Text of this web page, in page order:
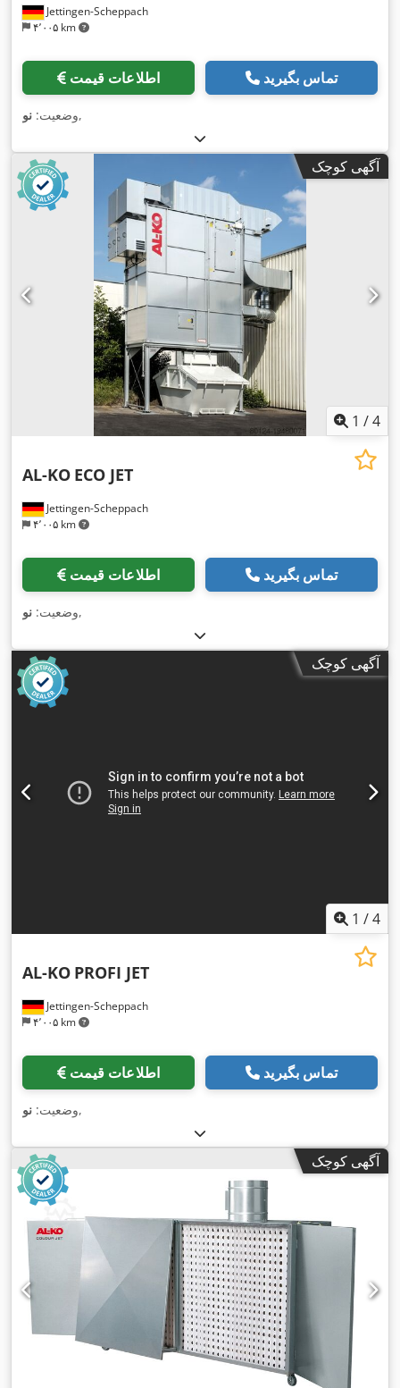
Jettingen-Scheppach
۴٬۰۰۵ km
اطلاعات قیمت تماس بگیرید
وضعیت: نو ,
آگهی کوچک
1 /4
Jettingen-Scheppach
۴٬۰۰۵ km
AL-KO ECO JET
اطلاعات قیمت تماس بگیرید
وضعیت: نو ,
آگهی کوچک
1 /4
Jettingen-Scheppach
۴٬۰۰۵ km
AL-KO PROFI JET
اطلاعات قیمت تماس بگیرید
وضعیت: نو ,
آگهی کوچک